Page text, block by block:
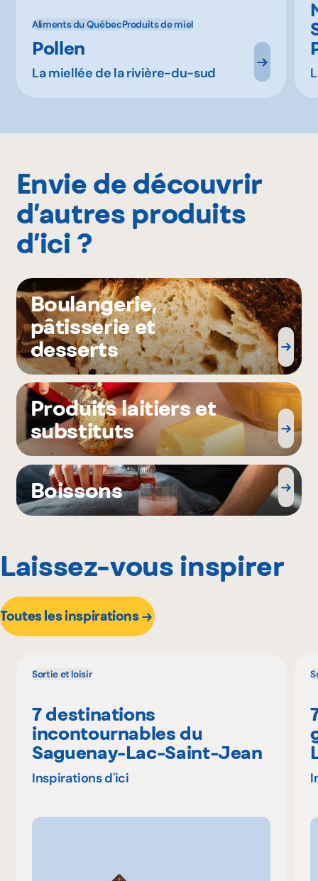
Aliments du QuébecProduits de miel
Pollen
La miellée de la rivière-du-sud
Envie de découvrir
d’autres produits
d’ici ?
Boulangerie,
pâtisserie et
desserts
Produits laitiers et
substituts
Boissons
Laissez-vous inspirer
Toutes les inspirations
Sortie et loisir
7 destinations
incontournables du
Saguenay-Lac-Saint-Jean
Inspirations d'ici